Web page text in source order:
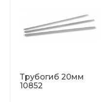
Трубогиб 20мм
10852